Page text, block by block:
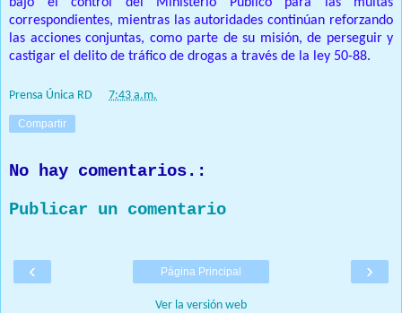
bajo el control del Ministerio Público para las multas
correspondientes, mientras las autoridades continúan reforzando
las acciones conjuntas, como parte de su misión, de perseguir y
castigar el delito de tráfico de drogas a través de la ley 50-88.
Prensa Única RD 7:43 a.m.
Compartir
No hay comentarios.:
Publicar un comentario
‹ ›
Página Principal
Ver la versión web